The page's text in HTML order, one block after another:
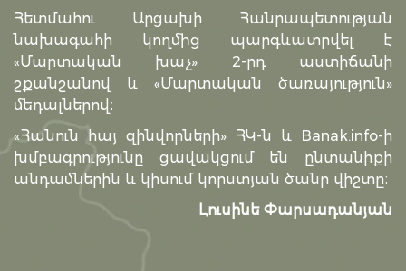
Հետմահու Արցախի Հանրապետության
նախագահի կողմից պարգևատրվել է
«Մարտական խաչ» 2-րդ աստիճանի
շքանշանով և «Մարտական ծառայություն»
մեդալներով։
«Հանուն հայ զինվորների» ՀԿ-ն և Banak.info-ի
խմբագրությունը ցավակցում են ընտանիքի
անդամներին և կիսում կորստյան ծանր վիշտը։
Լուսինե Փարսադանյան